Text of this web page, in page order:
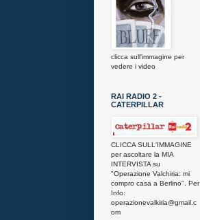
clicca sull'immagine per
vedere i video
RAI RADIO 2 -
CATERPILLAR
CLICCA SULL'IMMAGINE
per ascoltare la MIA
INTERVISTA su
"Operazione Valchiria: mi
compro casa a Berlino". Per
Info:
operazionevalkiria@gmail.c
om